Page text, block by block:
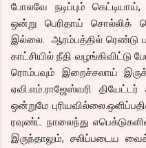
போலவே நடிப்பும்
ஒன்று பெரிதாய் சொல்லிக்
இல்லை. ஆரம்பத்தில் ரெண்டு
காட்சியில் நீதி வழங்கிவிட்டு
ரொம்பவும் இறைச்சலாய்
ஏவி.எம்.ராஜேஸ்வரி
ஒன்றுமே
ரவுண்ட் நாலைந்து
இருந்தாலும், சலிப்படைய